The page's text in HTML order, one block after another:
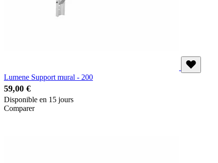
Lumene Support mural - 200
59,00 €
Disponible en 15 jours
Comparer